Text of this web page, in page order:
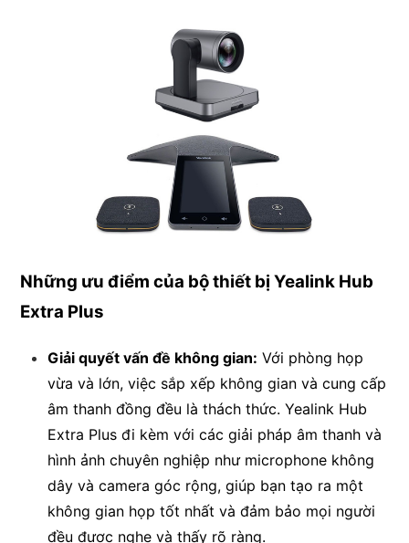
Những ưu điểm của bộ thiết bị Yealink Hub
Extra Plus
Giải quyết vấn đề không gian: Với phòng họp
vừa và lớn, việc sắp xếp không gian và cung cấp
âm thanh đồng đều là thách thức. Yealink Hub
Extra Plus đi kèm với các giải pháp âm thanh và
hình ảnh chuyên nghiệp như microphone không
dây và camera góc rộng, giúp bạn tạo ra một
không gian họp tốt nhất và đảm bảo mọi người
đều được nghe và thấy rõ ràng.